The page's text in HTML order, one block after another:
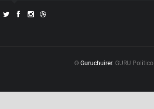
© Guruchuirer. GURU Politico.